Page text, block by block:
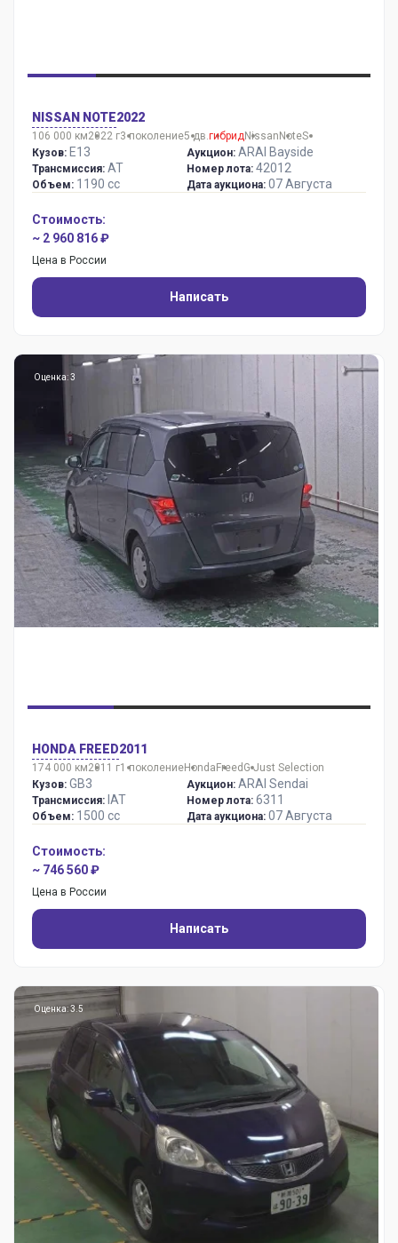
NISSAN NOTE2022
106 000 км2022 г3 поколение5 дв. гибридNissanNoteS
Кузов: E13
Трансмиссия: AT
Объем: 1190 сс
Аукцион: ARAI Bayside
Номер лота: 42012
Дата аукциона: 07 Августа
Стоимость:
~ 2 960 816 ₽
Цена в России
Написать
Оценка: 3
HONDA FREED2011
174 000 км2011 г1 поколениеHondaFreed G Just Selection
Кузов: GB3
Трансмиссия: IAT
Объем: 1500 сс
Аукцион: ARAI Sendai
Номер лота: 6311
Дата аукциона: 07 Августа
Стоимость:
~ 746 560 ₽
Цена в России
Написать
Оценка: 3.5